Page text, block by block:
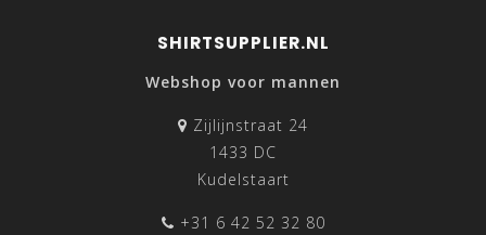
SHIRTSUPPLIER.NL
Webshop voor mannen
Zijlijnstraat 24
1433 DC
Kudelstaart
+31 6 42 52 32 80